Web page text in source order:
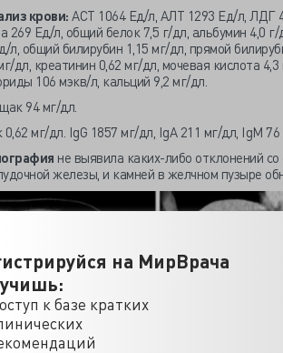
на МирВрача
к базе кратких
крови:АСТ 1064 Ед/л, АЛТ 1293 Ед/л, ЛДГ
269 Ед/л, общий белок 7,5 г/дл, альбумин 4,0
л, общий билирубин 1,15 мг/дл, прямой
дл, креатинин 0,62 мг/дл, мочевая кислота
106 мэкв/л, кальций 9,2 мг/дл.
94 мг/дл.
мг/дл. IgG 1857 мг/дл, IgA 211 мг/дл, IgM 76
не выявила каких-либо отклонений
железы, и камней в желчном пузыре